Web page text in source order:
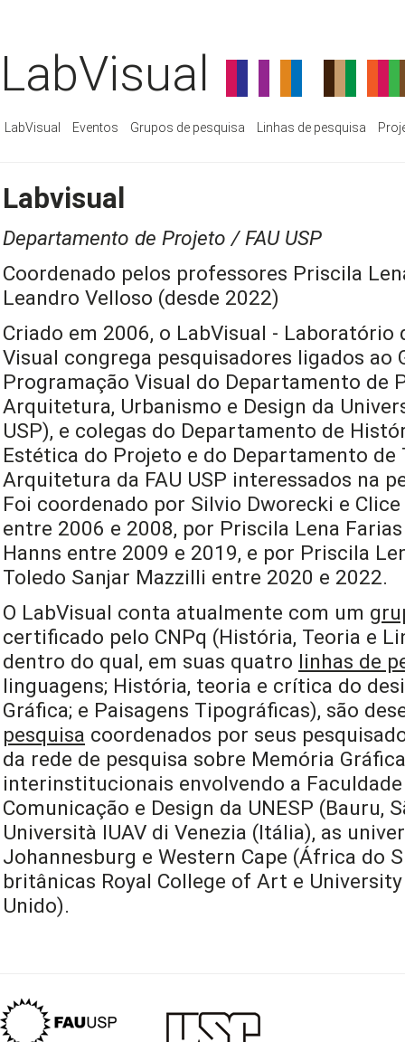
LabVisual
LabVisual Eventos Grupos de pesquisa Linhas de pesquisa
Labvisual
Departamento de Projeto / FAU USP
Coordenado pelos professores Priscila
Leandro Velloso (desde 2022)
Criado em 2006, o LabVisual - Laboratório
Visual congrega pesquisadores ligados ao
Programação Visual do Departamento de
Arquitetura, Urbanismo e Design da
USP), e colegas do Departamento de
Estética do Projeto e do Departamento de
Arquitetura da FAU USP interessados na
Foi coordenado por Silvio Dworecki e
entre 2006 e 2008, por Priscila Lena
Hanns entre 2009 e 2019, e por Priscila
Toledo Sanjar Mazzilli entre 2020 e 2022.
O LabVisual conta atualmente com um
certificado pelo CNPq (História, Teoria e
dentro do qual, em suas quatro linhas de
linguagens; História, teoria e crítica do
Gráfica; e Paisagens Tipográficas), são
pesquisa coordenados por seus
da rede de pesquisa sobre Memória
interinstitucionais envolvendo a
Comunicação e Design da UNESP (Bauru,
Università IUAV di Venezia (Itália), as
Johannesburg e Western Cape (África do
britânicas Royal College of Art e
Unido).